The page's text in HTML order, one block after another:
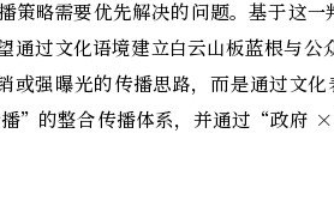
策略需要优先解决的问题。基于这
通过文化语境建立白云山板蓝根与
或强曝光的传播思路，而是通过文
”的整合传播体系，并通过“政府